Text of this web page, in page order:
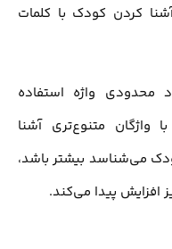
کردن کودک با کلمات
محدودی واژه استفاده
واژگان متنوع‌تری آشنا
می‌شناسد بیشتر باشد،
افزایش پیدا می‌کند.